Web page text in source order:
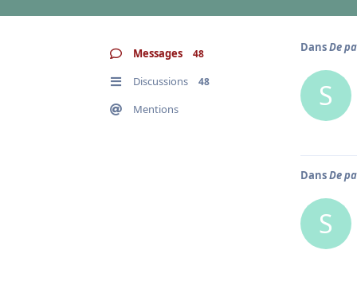
Messages 48
Discussions 48
Mentions
DansDe
S
DansDe
S